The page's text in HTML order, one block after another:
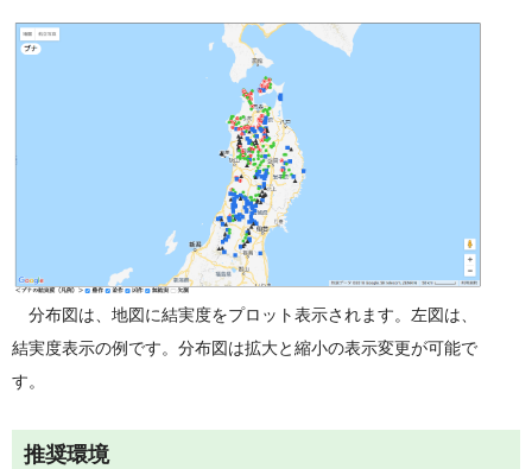
分布図は、地図に結実度をプロット表示されます。左図は、
結実度表示の例です。分布図は拡大と縮小の表示変更が可能で
す。
推奨環境